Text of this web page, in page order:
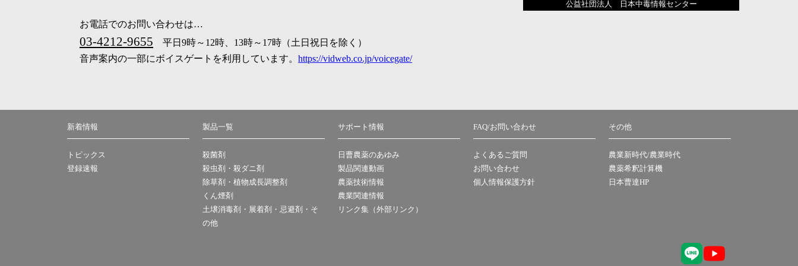
お電話でのお問い合わせは…
03-4212-9655 平日9時～12時、13時～17時（土日祝日を除く）
音声案内の一部にボイスゲートを利用しています。 https://vidweb.co.jp/voicegate/
公益社団法人 日本中毒情報センター
新着情報
トピックス
登録速報
製品一覧
殺菌剤
殺虫剤・殺ダニ剤
除草剤・植物成長調整剤
くん煙剤
土壌消毒剤・展着剤・忌避剤・そ
の他
サポート情報
日曹農薬のあゆみ
製品関連動画
農薬技術情報
農業関連情報
リンク集（外部リンク）
FAQ/お問い合わせ
よくあるご質問
お問い合わせ
個人情報保護方針
その他
農業新時代/農業時代
農薬希釈計算機
日本曹達HP